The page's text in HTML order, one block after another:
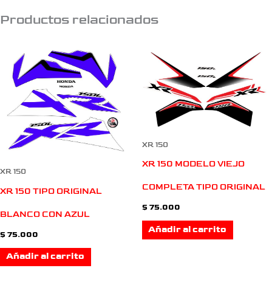
Productos relacionados
XR 150
XR 150 TIPO ORIGINAL
BLANCO CON AZUL
$ 75.000
Añadir al carrito
XR 150
XR 150 MODELO VIEJO
COMPLETA TIPO ORIGINAL
$ 75.000
Añadir al carrito